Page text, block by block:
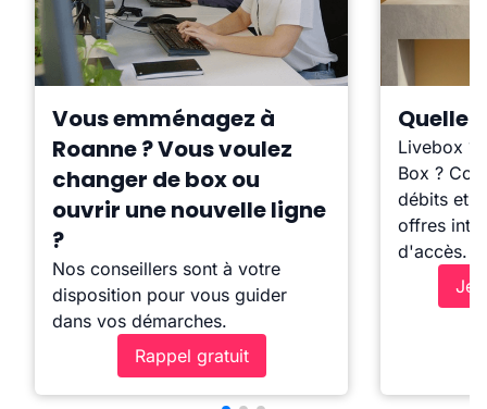
Vous emménagez à
Roanne ? Vous voulez
changer de box ou
ouvrir une nouvelle ligne
?
Nos conseillers sont à votre
disposition pour vous guider
dans vos démarches.
Rappel gratuit
Quelle
Livebox ?
Box ?
débits et
offres
d'accès.
Je